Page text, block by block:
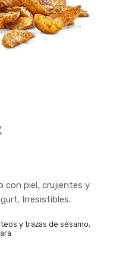
con piel, crujientes y
Irresistibles.
y trazas de sésamo,